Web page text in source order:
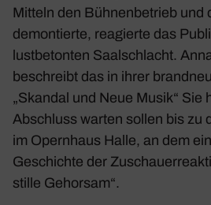
Mitteln den Bühnen­be­trieb und
demon­tierte, reagierte das
lust­be­tonten Saal­schlacht.
beschreibt das in ihrer
„Skandal und Neue Musik“ Sie
Abschluss warten sollen bis zu
im Opern­haus Halle, an dem
Geschichte der
stille Gehorsam“.